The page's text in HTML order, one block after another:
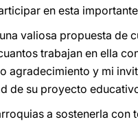
en esta
valiosa propuesta de
trabajan en ella
y mi
de su proyecto
a sostenerla